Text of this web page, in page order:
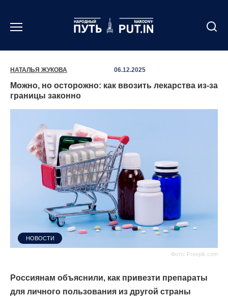
содержанию
НАТАЛЬЯ ЖУКОВА 06.12.2025
Можно, но осторожно: как ввозить лекарства из-за
границы законно
Фото: Freepik.com
НОВОСТИ
Россиянам объяснили, как привезти препараты
для личного пользования из другой страны